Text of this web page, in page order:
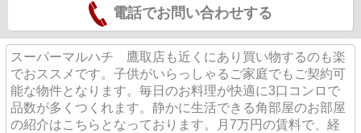
電話でお問い合わせする
スーパーマルハチ 鷹取店も近くにあり買い物するのも楽
でおススメです。子供がいらっしゃるご家庭でもご契約可
能な物件となります。毎日のお料理が快適に3口コンロで
品数が多くつくれます。静かに生活できる角部屋のお部屋
の紹介はこちらとなっております。月7万円の賃料で、経